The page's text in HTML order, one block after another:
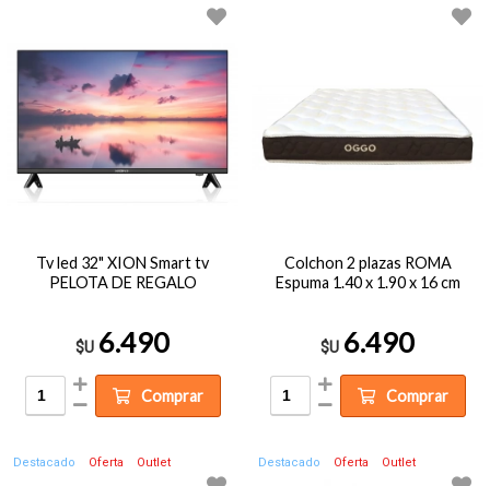
Tv led 32" XION Smart tv
PELOTA DE REGALO
$U 6.490
Comprar
Colchon 2 plazas ROMA
Espuma 1.40 x 1.90 x 16 cm
$U 6.490
Comprar
Destacado Oferta Outlet Destacado Oferta Outlet